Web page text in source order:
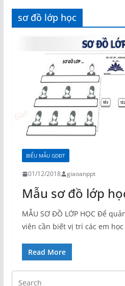
sơ đồ lớp học
BIỂU MẪU GDĐT
01/12/2018 giaoanppt
Mẫu sơ đồ lớp
MẪU SƠ ĐỒ LỚP HỌC Để
viên cần biết vị trí các em học
Read More